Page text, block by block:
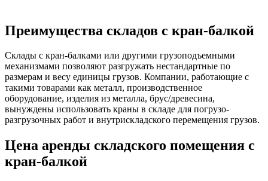
Преимущества складов с кран-балкой
Склады с кран-балками или другими грузоподъемными
механизмами позволяют разгружать нестандартные по
размерам и весу единицы грузов. Компании, работающие с
такими товарами как металл, производственное
оборудование, изделия из металла, брус/древесина,
вынуждены использовать краны в складе для погрузо-
разгрузочных работ и внутрискладского перемещения грузов.
Цена аренды складского помещения с
кран-балкой